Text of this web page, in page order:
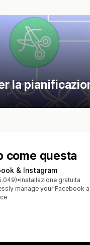
la
come questa
& Instagram
su 5
totali
•Installazione gratuita
manage your Facebook